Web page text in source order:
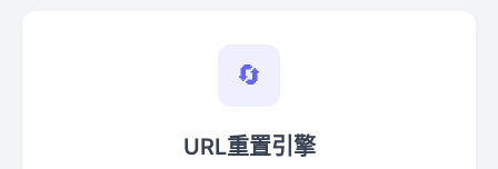
🔄
URL重置引擎